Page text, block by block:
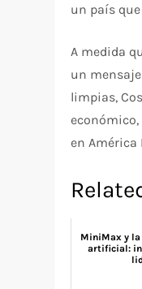
un país
A medida
un
limpias,
en América
MiniMax y la
artificial: